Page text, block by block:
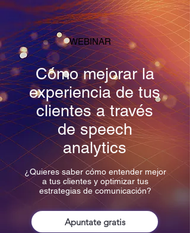
WEBINAR
Cómo mejorar la
experiencia de tus
clientes a través
de speech
analytics
¿Quieres saber cómo entender mejor
a tus clientes y optimizar tus
estrategias de comunicación?
Apuntate gratis